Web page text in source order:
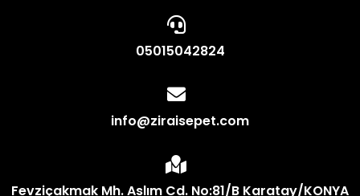
05015042824
info@ziraisepet.com
Fevziçakmak Mh. Aslım Cd. No:81/B Karatay/KONYA